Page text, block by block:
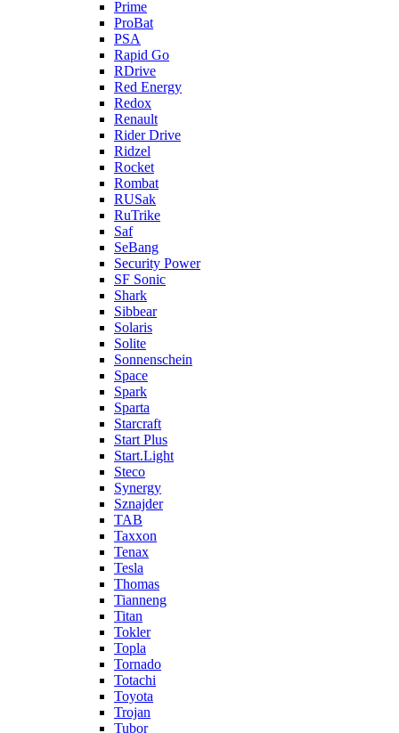
Prime
ProBat
PSA
Rapid Go
RDrive
Red Energy
Redox
Renault
Rider Drive
Ridzel
Rocket
Rombat
RUSak
RuTrike
Saf
SeBang
Security Power
SF Sonic
Shark
Sibbear
Solaris
Solite
Sonnenschein
Space
Spark
Sparta
Starcraft
Start Plus
Start.Light
Steco
Synergy
Sznajder
TAB
Taxxon
Tenax
Tesla
Thomas
Tianneng
Titan
Tokler
Topla
Tornado
Totachi
Toyota
Trojan
Tubor